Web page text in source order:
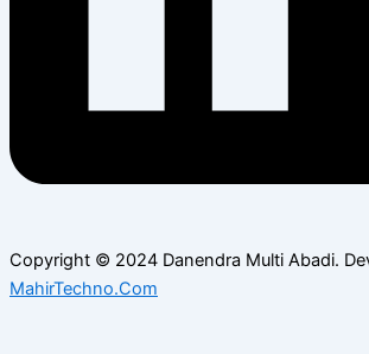
Copyright © 2024 Danendra Multi Abadi.
MahirTechno.Com